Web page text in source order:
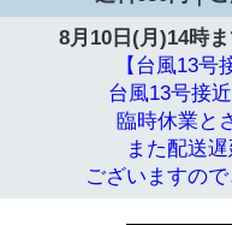
8月10日(月)14時
【台風13号
台風13号接
臨時休業と
また配送
ございますの